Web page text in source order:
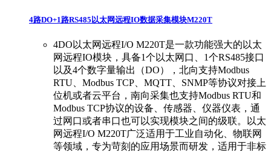
4路DO+1路RS485以太网远程IO数据采集模块M220T
4DO以太网远程I/O M220T是一款功能强大的以太
网远程IO模块，具备1个以太网口、1个RS485接口
以及4个数字量输出（DO），北向支持Modbus
RTU、Modbus TCP、MQTT、SNMP等协议对接上
位机或者云平台，南向采集也支持Modbus RTU和
Modbus TCP协议的设备、传感器、仪器仪表，通
过网口或者串口也可以实现模块之间的级联。以太
网远程I/O M220T广泛适用于工业自动化、物联网
等领域，专为苛刻的应用场景而研发，适用于非标